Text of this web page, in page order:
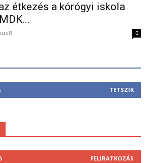
étkezés a kórógyi iskola
8. 0
TETSZIK
FELIRATKOZÁS